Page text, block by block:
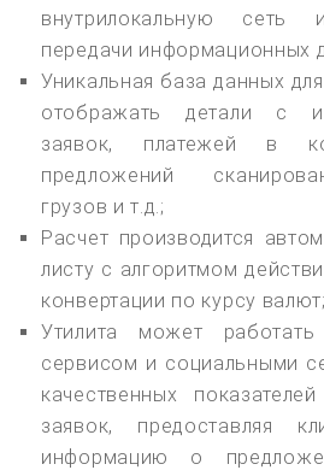
внутрилокальную сеть
передачи информационных
Уникальная база данных
отображать детали с
заявок, платежей в
предложений
грузов и т.д.;
Расчет производится
листу с алгоритмом
конвертации по курсу валют;
Утилита может
сервисом и социальными
качественных
заявок, предоставляя
информацию о